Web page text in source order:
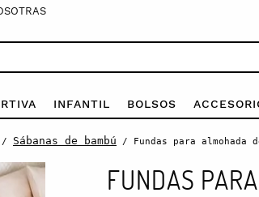
INFANTIL BOLSOS
/ Sábanas de bambú / Fundas para almohada
FUNDAS